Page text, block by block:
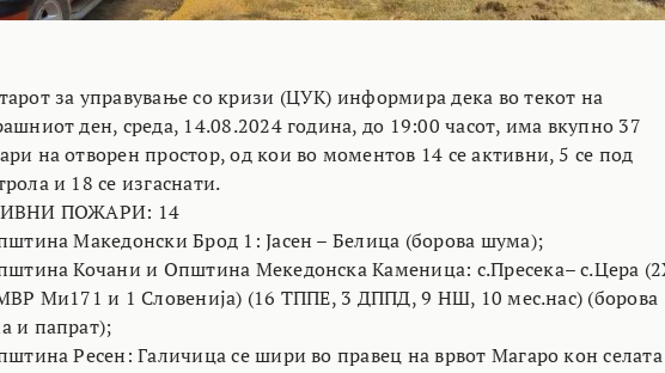
за управување со кризи (ЦУК) информира дека во текот на
ден, среда, 14.08.2024 година, до 19:00 часот, има вкупно 37
на отворен простор, од кои во моментов 14 се активни, 5 се под
и 18 се изгаснати.
ПОЖАРИ: 14
Македонски Брод 1: Јасен – Белица (борова шума);
Кочани и Општина Мекедонска Каменица: с.Пресека– с.Цера
Ми171 и 1 Словенија) (16 ТППЕ, 3 ДППД, 9 НШ, 10 мес.нас) (борова
и папрат);
Ресен: Галичица се шири во правец на врвот Магаро кон селата